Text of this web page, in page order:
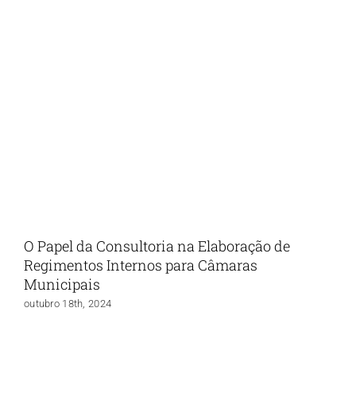
O Papel da Consultoria na Elaboração de
Regimentos Internos para Câmaras
Municipais
outubro 18th, 2024